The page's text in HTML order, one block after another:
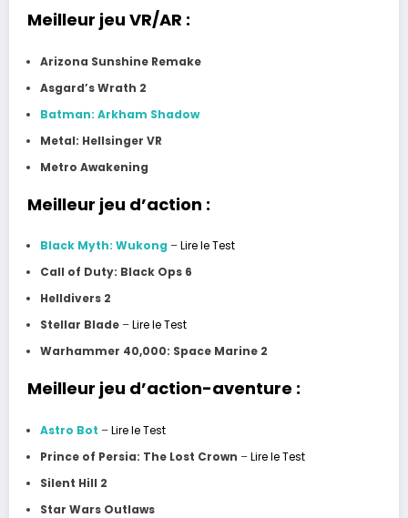
Meilleur jeu VR/AR :
Arizona Sunshine Remake
Asgard’s Wrath 2
Batman: Arkham Shadow
Metal: Hellsinger VR
Metro Awakening
Meilleur jeu d’action :
Black Myth: Wukong –Lire le Test
Call of Duty: Black Ops 6
Helldivers 2
Stellar Blade–Lire le Test
Warhammer 40,000: Space Marine 2
Meilleur jeu d’action-aventure :
Astro Bot –Lire le Test
Prince of Persia: The Lost Crown –Lire le Test
Silent Hill 2
Star Wars Outlaws